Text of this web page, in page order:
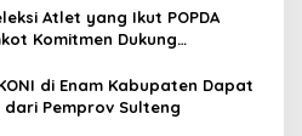
Atlet yang Ikut POPDA
Komitmen Dukung
di Enam Kabupaten Dapat
Pemprov Sulteng